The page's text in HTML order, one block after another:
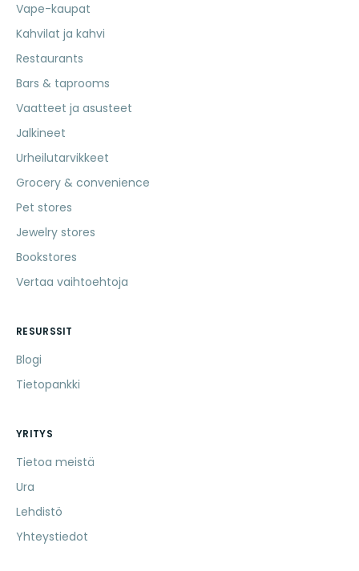
Vape-kaupat
Kahvilat ja kahvi
Restaurants
Bars & taprooms
Vaatteet ja asusteet
Jalkineet
Urheilutarvikkeet
Grocery & convenience
Pet stores
Jewelry stores
Bookstores
Vertaa vaihtoehtoja
RESURSSIT
Blogi
Tietopankki
YRITYS
Tietoa meistä
Ura
Lehdistö
Yhteystiedot